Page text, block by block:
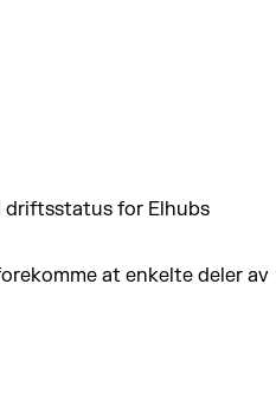
driftsstatus for Elhubs
at enkelte deler av